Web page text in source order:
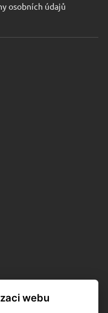
osobních údajů
webu